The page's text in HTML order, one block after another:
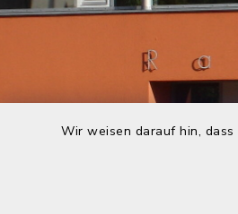
Wir weisen darauf hin,